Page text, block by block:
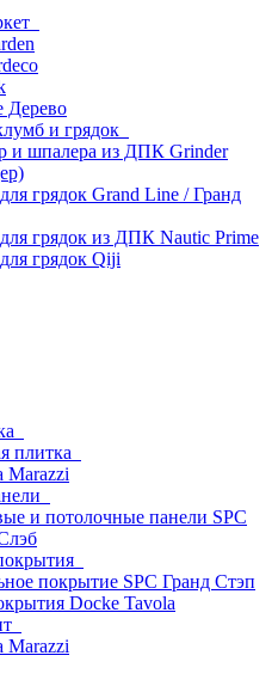
Дерево
и грядок
и шпалера из ДПК Grinder
грядок Grand Line / Гранд
грядок из ДПК Nautic Prime
грядок Qiji
плитка
Marazzi
и потолочные панели SPC
покрытие SPC Гранд Стэп
Docke Tavola
Marazzi